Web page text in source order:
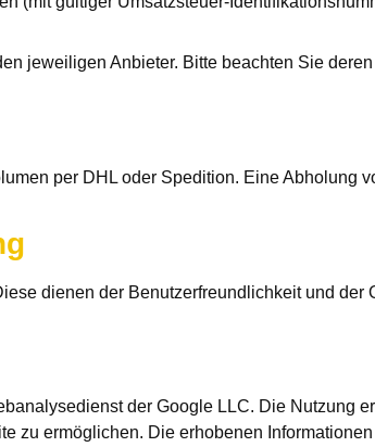
jeweiligen Anbieter. Bitte beachten Sie
per DHL oder Spedition. Eine Abholung
dienen der Benutzerfreundlichkeit und der
der Google LLC. Die Nutzung
zu ermöglichen. Die erhobenen